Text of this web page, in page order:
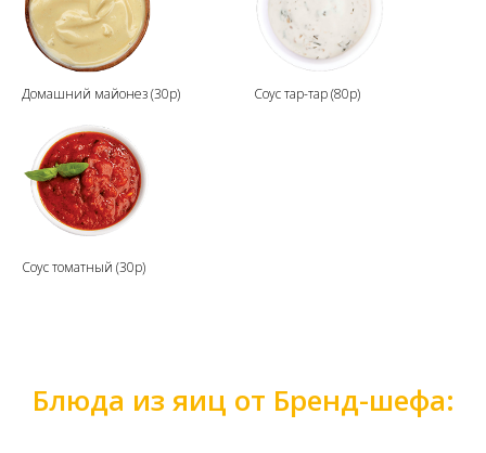
Домашний майонез (30р) Соус тар-тар (80р)
Соус томатный (30р)
Блюда из яиц от Бренд-шефа: